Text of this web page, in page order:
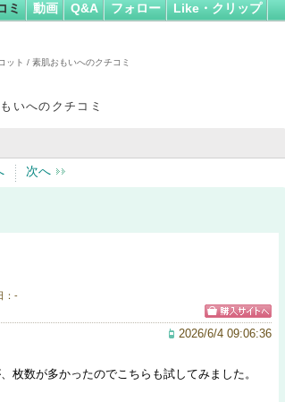
ミ 動画 Q&A フォロー Like・クリップ
ット / 素肌おもいへのクチコミ
いへのクチコミ
次へ
：-
2026/6/4 09:06:36
枚数が多かったのでこちらも試してみました。